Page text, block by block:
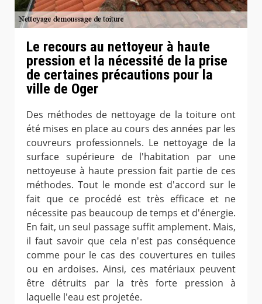
Le recours au nettoyeur à haute
pression et la nécessité de la prise
de certaines précautions pour la
ville de Oger
Des méthodes de nettoyage de la toiture ont
été mises en place au cours des années par les
couvreurs professionnels. Le nettoyage de la
surface supérieure de l'habitation par une
nettoyeuse à haute pression fait partie de ces
méthodes. Tout le monde est d'accord sur le
fait que ce procédé est très efficace et ne
nécessite pas beaucoup de temps et d'énergie.
En fait, un seul passage suffit amplement. Mais,
il faut savoir que cela n'est pas conséquence
comme pour le cas des couvertures en tuiles
ou en ardoises. Ainsi, ces matériaux peuvent
être détruits par la très forte pression à
laquelle l'eau est projetée.